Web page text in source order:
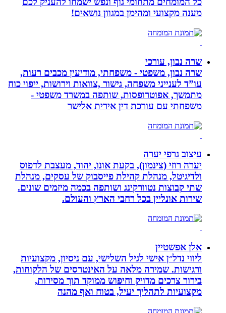
מענה מקצועי ומהימן במגוון נושאים!
שרה נבון, עורכי
שרה נבון, משפטי - משפחתי, מודיעין מכבים רעות,
עו”ד לענייני משפחה, גישור ,צוואות וירושות, ייפוי כוח
מתמשך, אפוטרופסות, שותפה במשרד משפטי -
משפחתי עם עורכת דין אירית אלישר
עיצוב גרפי יערה
יערה רוזי (צינמון), בקעת אונו, יהוד, מעצבת לדפוס
ולדיגיטל, מנהלת קהילת פייסבוק של עסקים, מנהלת
שתי קבוצות נטוורקינג ושותפה בכמה מיזמים שונים.
שירות אונליין בכל רחבי הארץ והעולם.
אלן אפשטיין
ליווי נדל״ן אישי לגיל השלישי, עם ניסיון, מקצועיות
ורגישות. שמירה מלאה על האינטרסים של הלקוחות,
בירור צרכים מדויק וחיפוש ממוקד תוך מסירות,
מקצועיות לתהליך יעיל, בטוח ואף מהנה